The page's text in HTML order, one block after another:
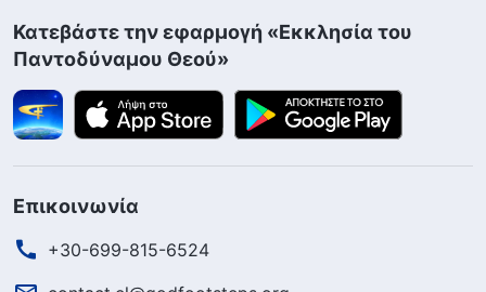
Κατεβάστε την εφαρμογή «Εκκλησία του
Παντοδύναμου Θεού»
Επικοινωνία
+30-699-815-6524